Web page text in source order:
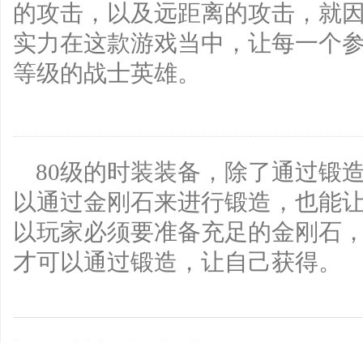
的攻击，以及远距离的攻击，就
实力在这款游戏当中，让每一个
等级的战士英雄。
80级的时装装备，除了通过锻
以通过金刚石来进行锻造，也能
以玩家必须要准备充足的金刚石
才可以通过锻造，让自己获得。